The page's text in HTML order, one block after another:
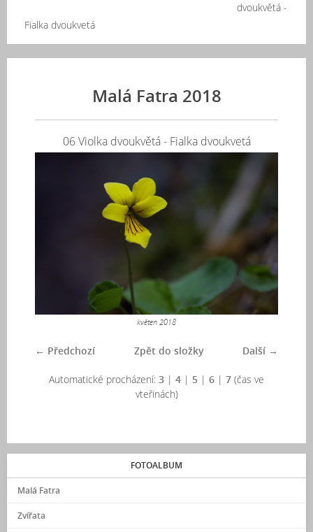
dvoukvětá -
Fialka dvoukvetá
Malá Fatra 2018
06 Violka dvoukvětá - Fialka dvoukvetá
květen 2018
← Předchozí Další →
Zpět do složky
Automatické procházení: 3 | 4 | 5 | 6 | 7 (čas ve
vteřinách)
FOTOALBUM
Malá Fatra
Zvířata